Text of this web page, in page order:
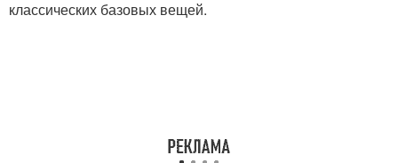
классических базовых вещей.